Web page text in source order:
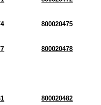
800020475
800020478
800020482